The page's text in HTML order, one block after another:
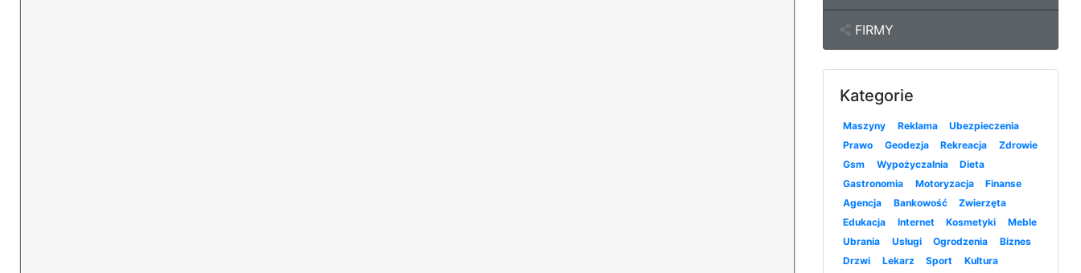
FIRMY
Kategorie
Maszyny Reklama
Ubezpieczenia
Prawo
Geodezja Rekreacja
Zdrowie
Gsm
Wypożyczalnia
Dieta
Gastronomia
Motoryzacja
Finanse
Agencja
Bankowość
Zwierzęta
Edukacja
Internet Kosmetyki
Meble
Ubrania
Usługi Ogrodzenia
Biznes
Drzwi
Lekarz Sport
Kultura